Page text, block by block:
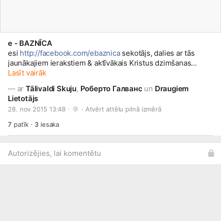
e - BAZNĪCA
esi http://facebook.com/ebaznicasekotājs, dalies ar tās
jaunākajiem ierakstiem & aktīvākais Kristus dzimšanas
Lasīt vairāk
— arTālivaldi Skuju, Роберто Галванс un Draugiem
Lietotājs
28. nov 2015 13:48 · · Atvērt attēlu pilnā izmērā
7 patīk · 3iesaka
Autorizējies, lai komentētu